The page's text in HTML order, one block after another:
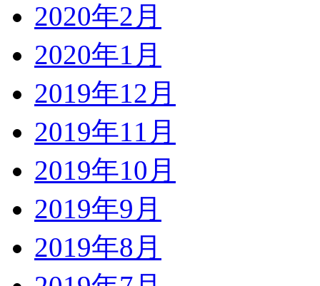
2020年2月
2020年1月
2019年12月
2019年11月
2019年10月
2019年9月
2019年8月